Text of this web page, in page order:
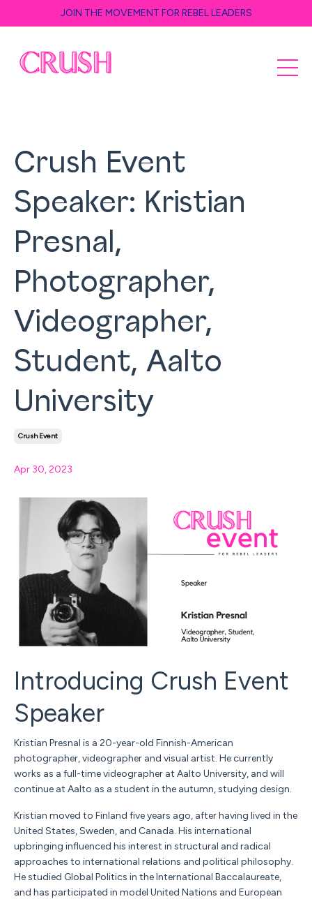
JOIN THE MOVEMENT FOR REBEL LEADERS
Crush Event
Speaker: Kristian
Presnal,
Photographer,
Videographer,
Student, Aalto
University
Crush Event
Apr 30, 2023
Introducing Crush Event
Speaker
Kristian Presnal is a 20-year-old Finnish-American
photographer, videographer and visual artist. He currently
works as a full-time videographer at Aalto University, and will
continue at Aalto as a student in the autumn, studying design.
Kristian moved to Finland five years ago, after having lived in the
United States, Sweden, and Canada. His international
upbringing influenced his interest in structural and radical
approaches to international relations and political philosophy.
He studied Global Politics in the International Baccalaureate,
and has participated in model United Nations and European